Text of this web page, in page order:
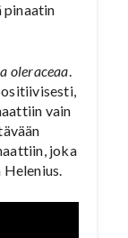
pinaatin
oleraceaa.
vain
joka